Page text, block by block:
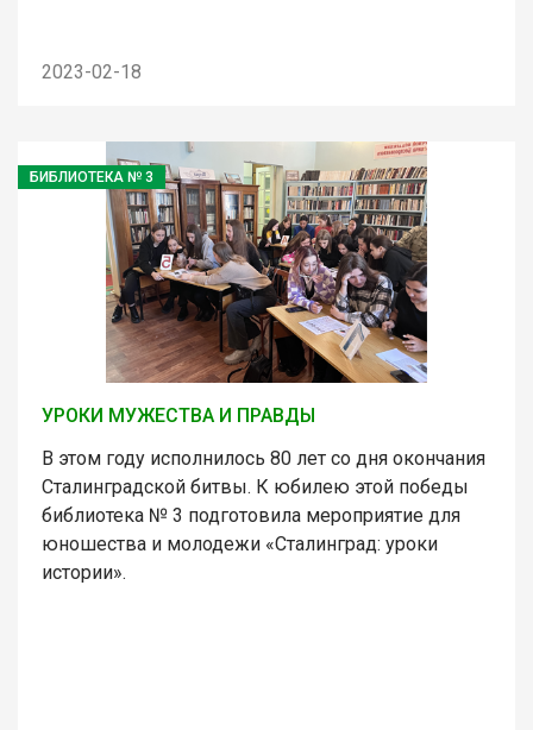
2023-02-18
БИБЛИОТЕКА № 3
УРОКИ МУЖЕСТВА И ПРАВДЫ
В этом году исполнилось 80 лет со дня окончания
Сталинградской битвы. К юбилею этой победы
библиотека № 3 подготовила мероприятие для
юношества и молодежи «Сталинград: уроки
истории».